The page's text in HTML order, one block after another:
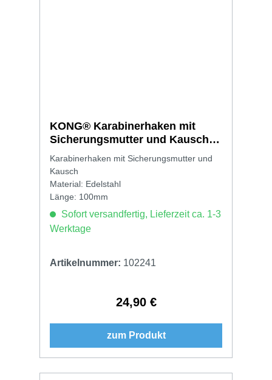
KONG® Karabinerhaken mit
Sicherungsmutter und Kausch
10 x 100mm
Karabinerhaken mit Sicherungsmutter und
Kausch
Material: Edelstahl
Länge: 100mm
Sofort versandfertig, Lieferzeit ca. 1-3
Werktage
Artikelnummer: 102241
Regulärer Preis:
24,90 €
zum Produkt